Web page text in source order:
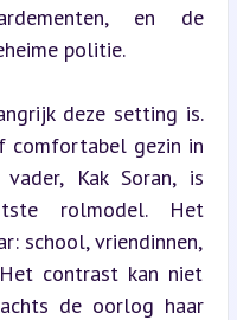
en de
politie.
deze setting is.
comfortabel gezin in
Kak Soran, is
rolmodel. Het
school, vriendinnen,
contrast kan niet
de oorlog haar